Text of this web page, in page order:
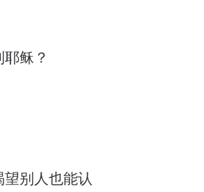
稣？
别人也能认